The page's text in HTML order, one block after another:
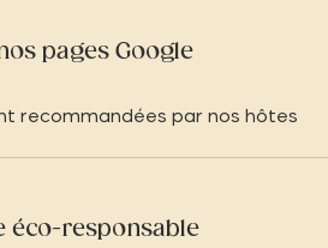
pages Google
recommandées par nos hôtes
éco-responsable